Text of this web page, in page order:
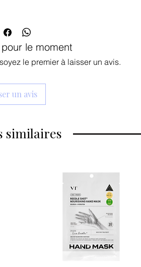
le moment
le premier à laisser un avis.
un avis
similaires